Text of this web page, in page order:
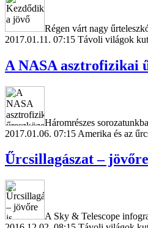
Régen várt nagy
2017.01.11. 07:15 Távoli világok
A NASA asztrofizikai
Háromrészes
2017.01.06. 07:15 Amerika és az
Űrcsillagászat –
A Sky & Telescope